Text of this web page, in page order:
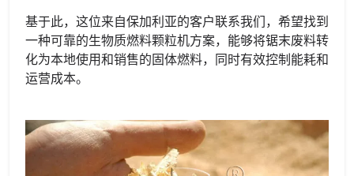
基于此，这位来自保加利亚的客户联系我们，希望找到
一种可靠的生物质燃料颗粒机方案，能够将锯末废料转
化为本地使用和销售的固体燃料，同时有效控制能耗和
运营成本。